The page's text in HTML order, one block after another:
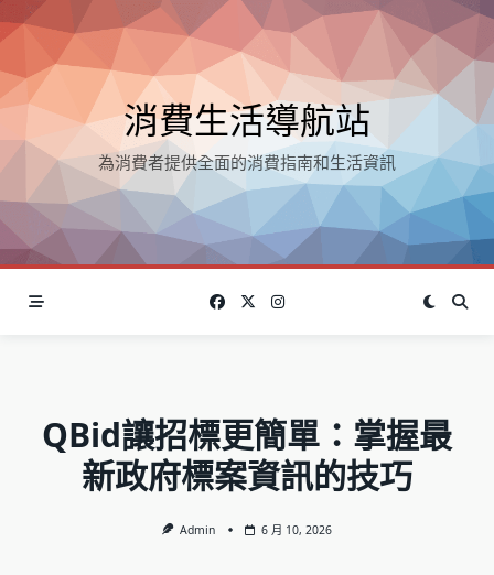
Skip
to
content
消費生活導航站
為消費者提供全面的消費指南和生活資訊
QBid讓招標更簡單：掌握最
新政府標案資訊的技巧
Admin 6 月 10, 2026